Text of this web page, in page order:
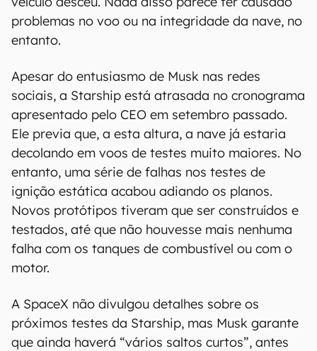
problemas no voo ou na integridade da nave, no
entanto.
Apesar do entusiasmo de Musk nas redes
sociais, a Starship está atrasada no cronograma
apresentado pelo CEO em setembro passado.
Ele previa que, a esta altura, a nave já estaria
decolando em voos de testes muito maiores. No
entanto, uma série de falhas nos testes de
ignição estática acabou adiando os planos.
Novos protótipos tiveram que ser construídos e
testados, até que não houvesse mais nenhuma
falha com os tanques de combustível ou com o
motor.
A SpaceX não divulgou detalhes sobre os
próximos testes da Starship, mas Musk garante
que ainda haverá “vários saltos curtos”, antes